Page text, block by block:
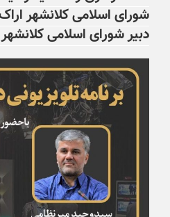
شورای اسلامی کلانشهر
دبیر شورای اسلامی